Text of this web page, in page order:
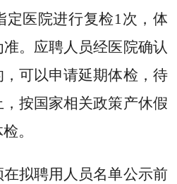
定医院进行复检1 次，体
。应聘人员经医院确认
可以申请延期体检，待
按国家相关政策产休假
。
拟聘用人员名单公示前